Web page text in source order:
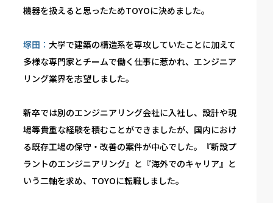
機器を扱えると思ったためTOYOに決めました。
塚田：大学で建築の構造系を専攻していたことに加えて
多様な専門家とチームで働く仕事に惹かれ、エンジニア
リング業界を志望しました。
新卒では別のエンジニアリング会社に入社し、設計や現
場等貴重な経験を積むことができましたが、国内におけ
る既存工場の保守・改善の案件が中心でした。『新設プ
ラントのエンジニアリング』と『海外でのキャリア』と
いう二軸を求め、TOYOに転職しました。